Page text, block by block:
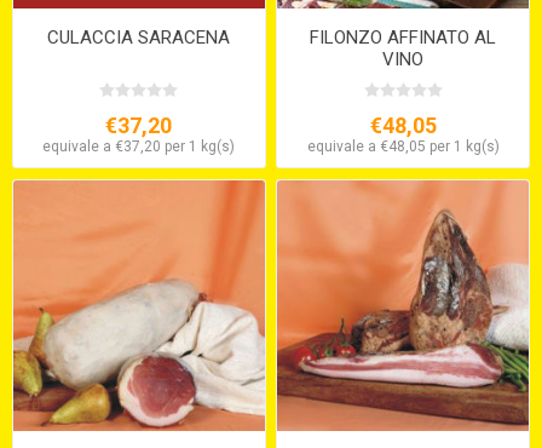
CULACCIA SARACENA
€37,20
equivale a €37,20 per 1 kg(s)
FILONZO AFFINATO AL
VINO
€48,05
equivale a €48,05 per 1 kg(s)